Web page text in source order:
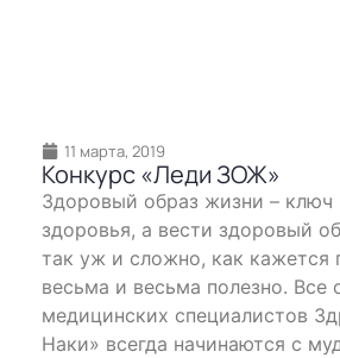
11 марта, 2019
Конкурс «Леди ЗОЖ»
Здоровый образ жизни – ключ
здоровья, а вести здоровый
так уж и сложно, как кажется
весьма и весьма полезно. Все
медицинских специалистов
Наки» всегда начинаются с